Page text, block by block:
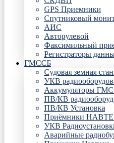
GPS Приемники
Спутниковый
АИС
Авторулевой
Факсимильный
Регистраторы
ГМССБ
Судовая земная
УКВ
Аккумуляторы
ПВ/КВ
ПВ/КВ Установка
Приёмники
УКВ
Аварийные